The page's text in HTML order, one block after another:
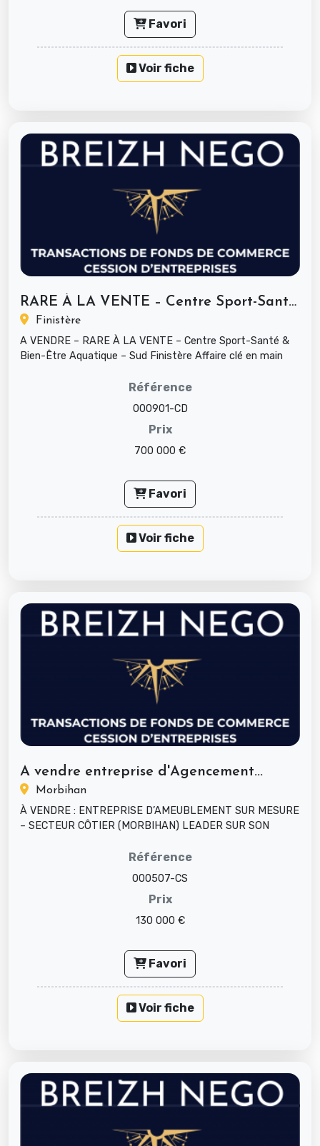
Favori
Voir fiche
RARE À LA VENTE – Centre Sport-Santé...
Finistère
A VENDRE – RARE À LA VENTE – Centre Sport-Santé &
Bien-Être Aquatique – Sud Finistère Affaire clé en main
Référence
000901-CD
Prix
700 000 €
Favori
Voir fiche
A vendre entreprise d'Agencement...
Morbihan
À VENDRE : ENTREPRISE D’AMEUBLEMENT SUR MESURE
– SECTEUR CÔTIER (MORBIHAN) LEADER SUR SON
Référence
000507-CS
Prix
130 000 €
Favori
Voir fiche